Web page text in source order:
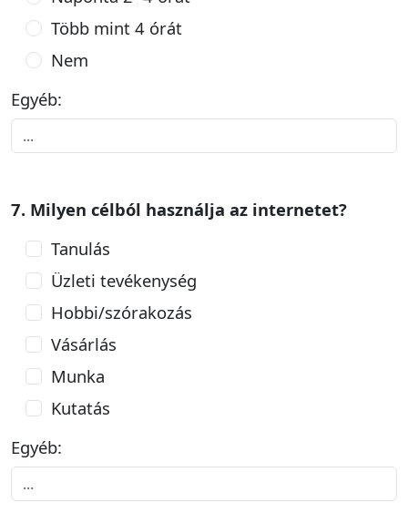
Több mint 4 órát
Nem
Egyéb:
7. Milyen célból használja az internetet?
Tanulás
Üzleti tevékenység
Hobbi/szórakozás
Vásárlás
Munka
Kutatás
Egyéb: